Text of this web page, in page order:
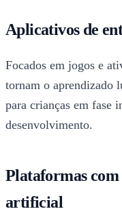
Aplicativos de
Focados em jogos e
tornam o aprendizado
para crianças em fase
desenvolvimento.
Plataformas
artificial